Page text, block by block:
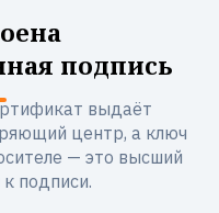
подпись
выдаёт
центр, а ключ
— это высший
подписи.